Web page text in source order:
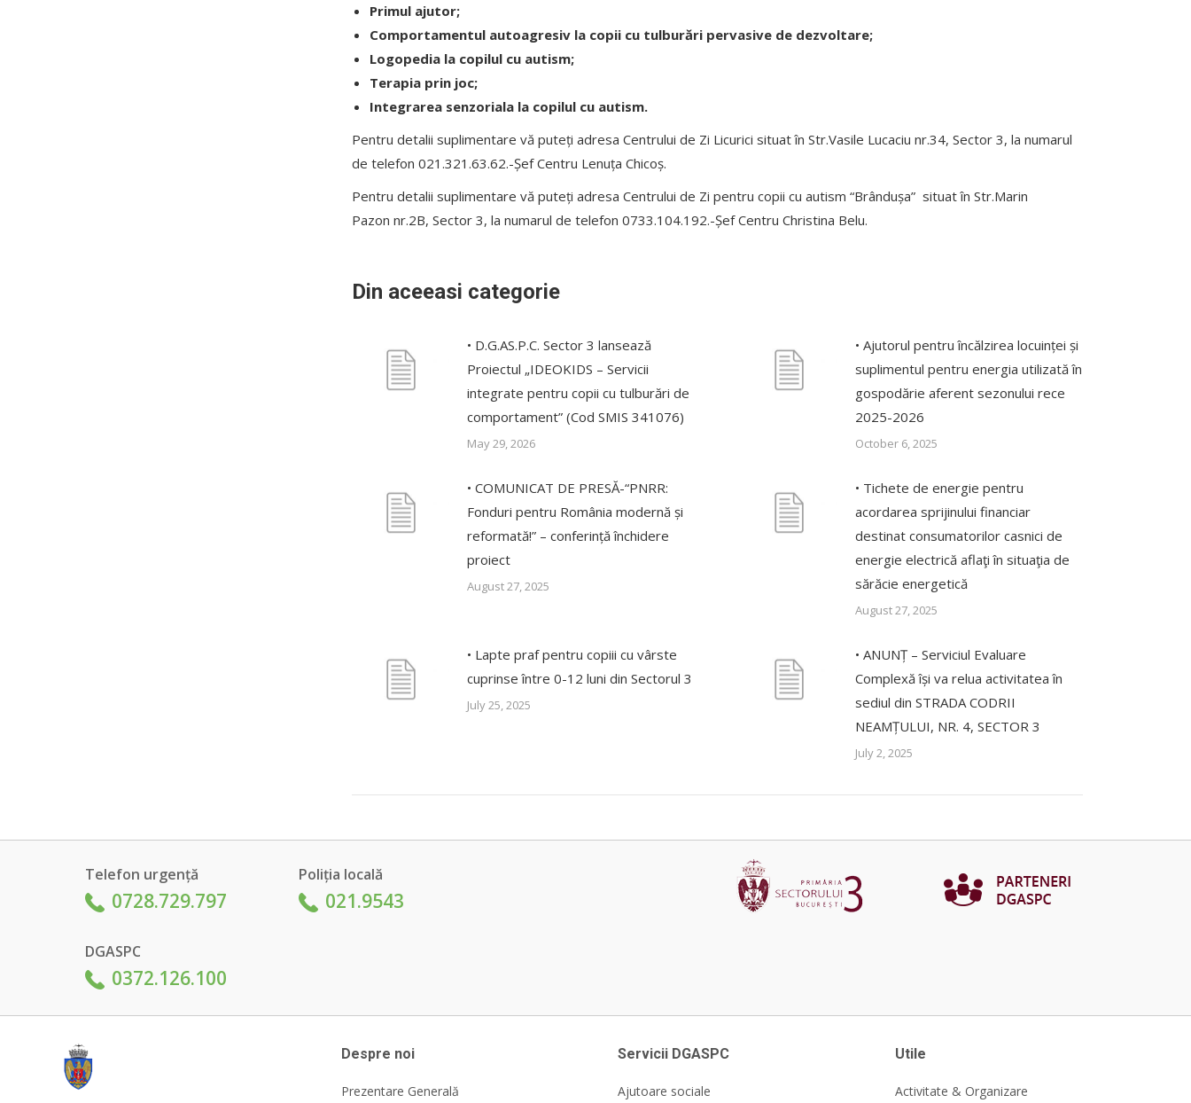
Primul ajutor;
Comportamentul autoagresiv la copii cu tulburări pervasive de dezvoltare;
Logopedia la copilul cu autism;
Terapia prin joc;
Integrarea senzoriala la copilul cu autism.
Pentru detalii suplimentare vă puteți adresa Centrului de Zi Licurici situat în Str.Vasile Lucaciu nr.34, Sector 3, la numarul
de telefon 021.321.63.62.-Șef Centru Lenuța Chicoș.
Pentru detalii suplimentare vă puteți adresa Centrului de Zi pentru copii cu autism “Brândușa” situat în Str.Marin
Pazon nr.2B, Sector 3, la numarul de telefon 0733.104.192.-Șef Centru Christina Belu.
Din aceeasi categorie
• D.G.AS.P.C. Sector 3 lansează
Proiectul „IDEOKIDS – Servicii
integrate pentru copii cu tulburări de
comportament” (Cod SMIS 341076)
May 29, 2026
• Ajutorul pentru încălzirea locuinței și
suplimentul pentru energia utilizată în
gospodărie aferent sezonului rece
2025-2026
October 6, 2025
• COMUNICAT DE PRESĂ-“PNRR:
Fonduri pentru România modernă și
reformată!” – conferință închidere
proiect
August 27, 2025
• Tichete de energie pentru
acordarea sprijinului financiar
destinat consumatorilor casnici de
energie electrică aflaţi în situaţia de
sărăcie energetică
August 27, 2025
• Lapte praf pentru copiii cu vârste
cuprinse între 0-12 luni din Sectorul 3
July 25, 2025
• ANUNȚ – Serviciul Evaluare
Complexă își va relua activitatea în
sediul din STRADA CODRII
NEAMȚULUI, NR. 4, SECTOR 3
July 2, 2025
Telefon urgență
0728.729.797
Poliția locală
021.9543
DGASPC
0372.126.100
Despre noi
Prezentare Generală
Servicii DGASPC
Ajutoare sociale
Utile
Activitate & Organizare